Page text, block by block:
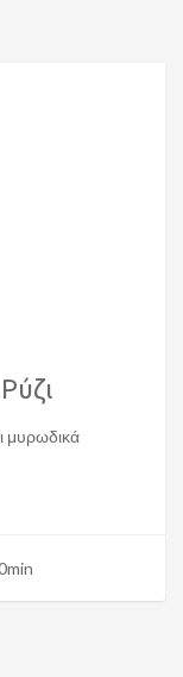
μυρωδικά